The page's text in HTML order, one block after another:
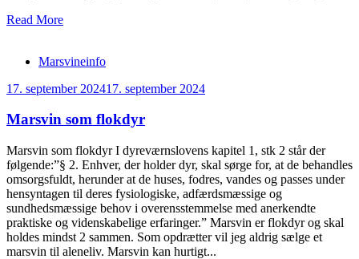
Read More
Marsvineinfo
17. september 202417. september 2024
Marsvin som flokdyr
Marsvin som flokdyr I dyreværnslovens kapitel 1, stk 2 står der
følgende:”§ 2. Enhver, der holder dyr, skal sørge for, at de behandles
omsorgsfuldt, herunder at de huses, fodres, vandes og passes under
hensyntagen til deres fysiologiske, adfærdsmæssige og
sundhedsmæssige behov i overensstemmelse med anerkendte
praktiske og videnskabelige erfaringer.” Marsvin er flokdyr og skal
holdes mindst 2 sammen. Som opdrætter vil jeg aldrig sælge et
marsvin til aleneliv. Marsvin kan hurtigt...